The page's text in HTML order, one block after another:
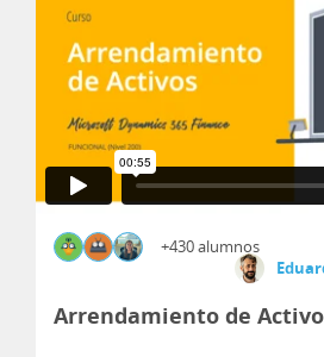
+430 alumnos
Arrendamiento de